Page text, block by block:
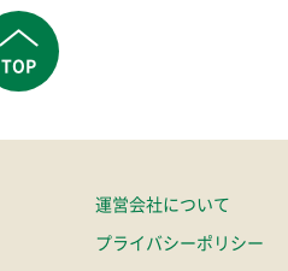
TOP
運営会社について
プライバシーポリシー